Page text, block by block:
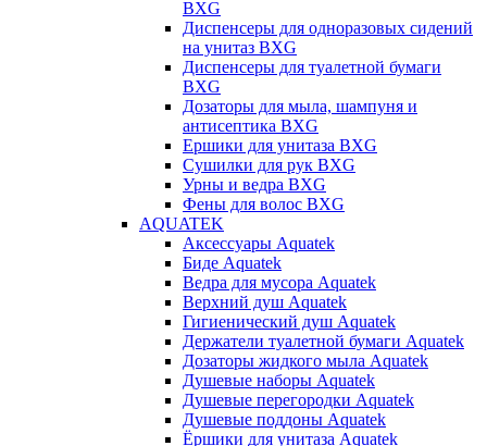
BXG
Диспенсеры для одноразовых сидений
на унитаз BXG
Диспенсеры для туалетной бумаги
BXG
Дозаторы для мыла, шампуня и
антисептика BXG
Ершики для унитаза BXG
Сушилки для рук BXG
Урны и ведра BXG
Фены для волос BXG
AQUATEK
Аксессуары Aquatek
Биде Aquatek
Ведра для мусора Aquatek
Верхний душ Aquatek
Гигиенический душ Aquatek
Держатели туалетной бумаги Aquatek
Дозаторы жидкого мыла Aquatek
Душевые наборы Aquatek
Душевые перегородки Aquatek
Душевые поддоны Aquatek
Ёршики для унитаза Aquatek